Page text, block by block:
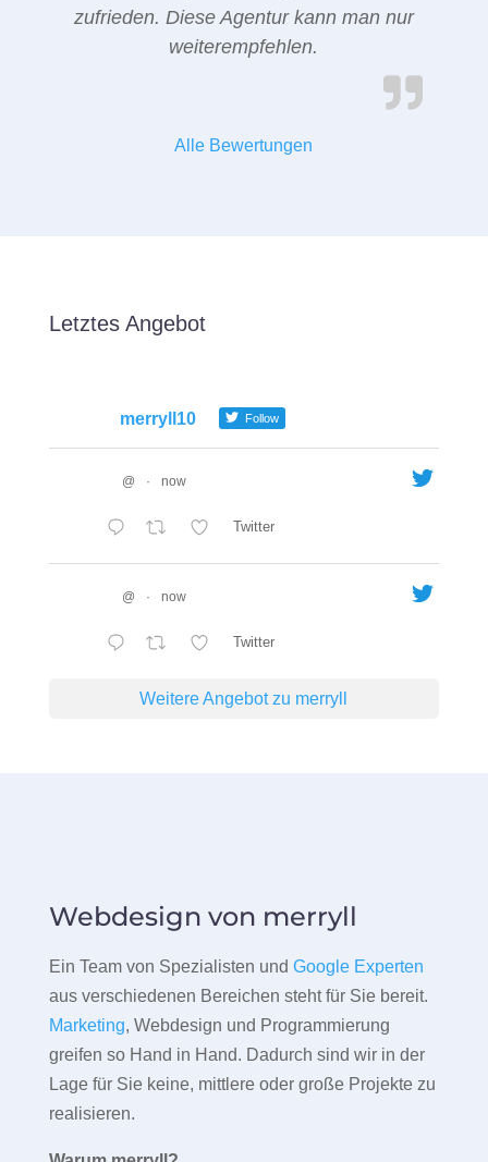
zufrieden. Diese Agentur kann man nur
weiterempfehlen.
Alle Bewertungen
Letztes Angebot
merryll10 Follow
@ · now
Twitter
@ · now
Twitter
Weitere Angebot zu merryll
Webdesign von merryll
Ein Team von Spezialisten und Google Experten
aus verschiedenen Bereichen steht für Sie bereit.
Marketing, Webdesign und Programmierung
greifen so Hand in Hand. Dadurch sind wir in der
Lage für Sie keine, mittlere oder große Projekte zu
realisieren.